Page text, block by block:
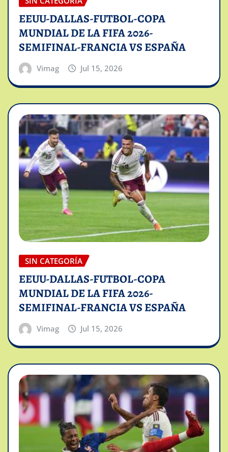
EEUU-DALLAS-FUTBOL-COPA
MUNDIAL DE LA FIFA 2026-
SEMIFINAL-FRANCIA VS ESPAÑA
Vimag Jul 15, 2026
SIN CATEGORÍA
EEUU-DALLAS-FUTBOL-COPA
MUNDIAL DE LA FIFA 2026-
SEMIFINAL-FRANCIA VS ESPAÑA
Vimag Jul 15, 2026